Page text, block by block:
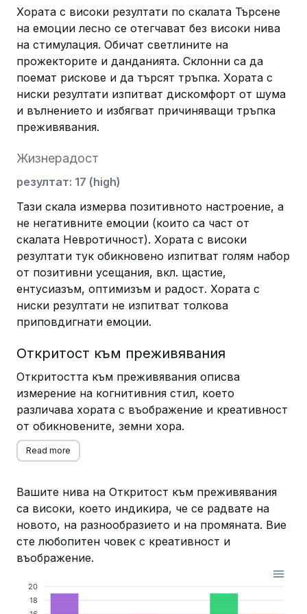
Хората с високи резултати по скалата Търсене
на емоции лесно се отегчават без високи нива
на стимулация. Обичат светлините на
прожекторите и данданията. Склонни са да
поемат рискове и да търсят тръпка. Хората с
ниски резултати изпитват дискомфорт от шума
и вълнението и избягват причиняващи тръпка
преживявания.
Жизнерадост
резултат: 17 (high)
Тази скала измерва позитивното настроение, а
не негативните емоции (които са част от
скалата Невротичност). Хората с високи
резултати тук обикновено изпитват голям набор
от позитивни усещания, вкл. щастие,
ентусиазъм, оптимизъм и радост. Хората с
ниски резултати не изпитват толкова
приповдигнати емоции.
Откритост към преживявания
Откритостта към преживявания описва
измерение на когнитивния стил, което
различава хората с въображение и креативност
от обикновените, земни хора.
Read more
Вашите нива на Откритост към преживявания
са високи, което индикира, че се радвате на
новото, на разнообразието и на промяната. Вие
сте любопитен човек с креативност и
въображение.
20
18